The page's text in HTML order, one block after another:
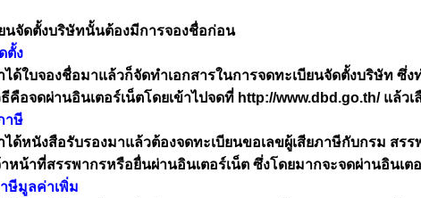
นจัดตั้งบริษัทนั้นต้องมีการจองชื่อก่อน
ตั้ง
ได้ใบจองชื่อมาแล้วก็จัดทำเอกสารในการจดทะเบียนจัดตั้งบริษัท
ธีคือจดผ่านอินเตอร์เน็ตโดยเข้าไปจดที่ http://www.dbd.go.th/ แล้ว
าษี
ได้หนังสือรับรองมาแล้วต้องจดทะเบียนขอเลขผู้เสียภาษีกับกรม ส
าหน้าที่สรรพากรหรือยื่นผ่านอินเตอร์เน็ต ซึ่งโดยมากจะจดผ่านอินเต
ษีมูลค่าเพิ่ม